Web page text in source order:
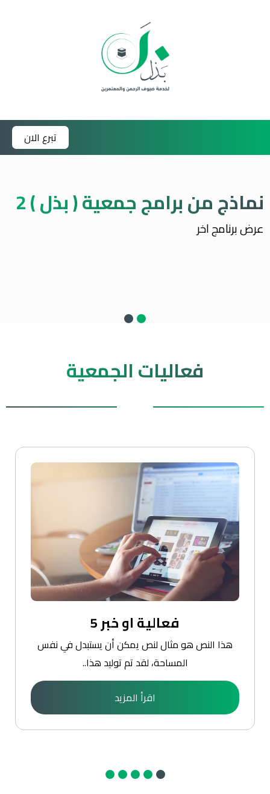
تبرع الان
نماذج من برامج جمعية ( بذل ) 2
عرض برنامج اخر
فعاليات الجمعية
فعالية او خبر 5
هذا النص هو مثال لنص يمكن أن يستبدل في نفس
المساحة، لقد تم توليد هذا..
اقرأ المزيد